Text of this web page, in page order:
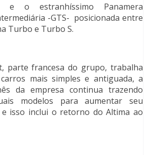
e o estranhíssimo Panamera
-GTS- posicionada entre
Turbo e Turbo S.
parte francesa do grupo, trabalha
mais simples e antiguada, a
da empresa continua trazendo
modelos para aumentar seu
isso inclui o retorno do Altima ao